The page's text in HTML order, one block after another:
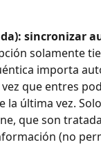
sincronizar
solamente
importa
vez que entres
la última vez.
que son
(no